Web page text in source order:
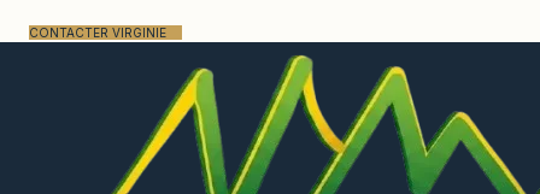
CONTACTER VIRGINIE